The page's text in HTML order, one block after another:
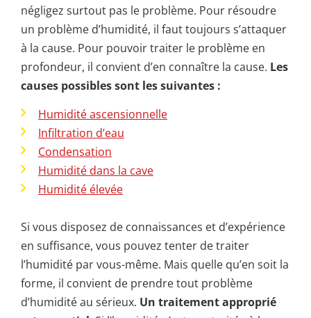
négligez surtout pas le problème. Pour résoudre
un problème d’humidité, il faut toujours s’attaquer
à la cause. Pour pouvoir traiter le problème en
profondeur, il convient d’en connaître la cause. Les
causes possibles sont les suivantes :
Humidité ascensionnelle
Infiltration d’eau
Condensation
Humidité dans la cave
Humidité élevée
Si vous disposez de connaissances et d’expérience
en suffisance, vous pouvez tenter de traiter
l’humidité par vous-même. Mais quelle qu’en soit la
forme, il convient de prendre tout problème
d’humidité au sérieux. Un traitement approprié